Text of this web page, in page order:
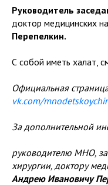
Руководитель
доктор медицинских
Перепелкин.
С собой иметь халат,
Официальная
vk.com/
За дополнительной
руководителю МНО,
хирургии, доктору
Андрею Ивановичу